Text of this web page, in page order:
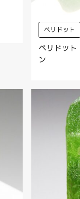
ペリドット
ペリドッ
ン